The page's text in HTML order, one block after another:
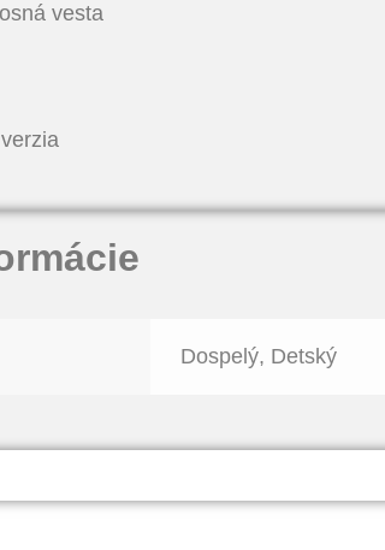
vesta
Dospelý, Detský